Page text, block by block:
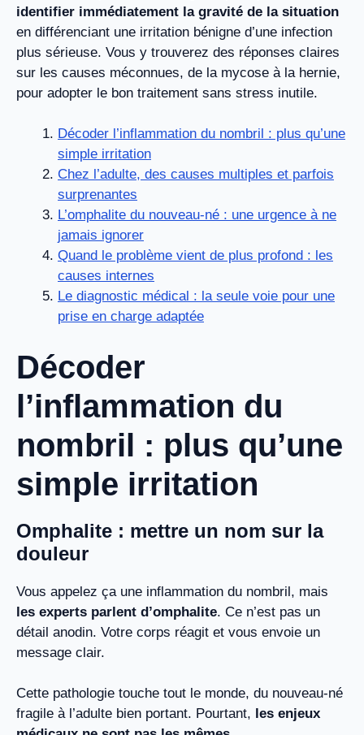
identifier immédiatement la gravité de la situation
en différenciant une irritation bénigne d’une infection
plus sérieuse. Vous y trouverez des réponses claires
sur les causes méconnues, de la mycose à la hernie,
pour adopter le bon traitement sans stress inutile.
Décoder l’inflammation du nombril : plus qu’une
simple irritation
Chez l’adulte, des causes multiples et parfois
surprenantes
L’omphalite du nouveau-né : une urgence à ne
jamais ignorer
Quand le problème vient de plus profond : les
causes internes
Le diagnostic médical : la seule voie pour une
prise en charge adaptée
Décoder
l’inflammation du
nombril : plus qu’une
simple irritation
Omphalite : mettre un nom sur la
douleur
Vous appelez ça une inflammation du nombril, mais
les experts parlent d’omphalite. Ce n’est pas un
détail anodin. Votre corps réagit et vous envoie un
message clair.
Cette pathologie touche tout le monde, du nouveau-né
fragile à l’adulte bien portant. Pourtant, les enjeux